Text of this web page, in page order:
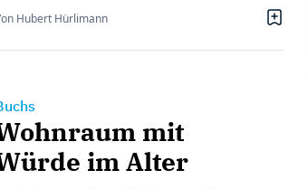
Hubert Hürlimann
mit
im Alter